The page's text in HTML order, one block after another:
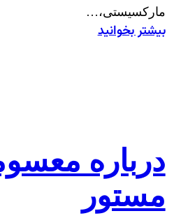
مارکسیستی،…
بیشتر بخوانید
:
درباره
مستور